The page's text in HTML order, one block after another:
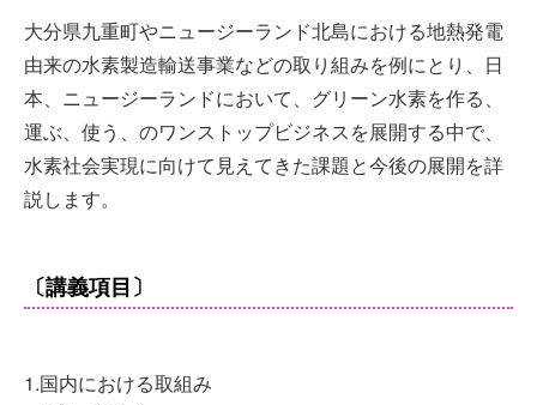
大分県九重町やニュージーランド北島における地熱発電
由来の水素製造輸送事業などの取り組みを例にとり、日
本、ニュージーランドにおいて、グリーン水素を作る、
運ぶ、使う、のワンストップビジネスを展開する中で、
水素社会実現に向けて見えてきた課題と今後の展開を詳
説します。
〔講義項目〕
1.国内における取組み